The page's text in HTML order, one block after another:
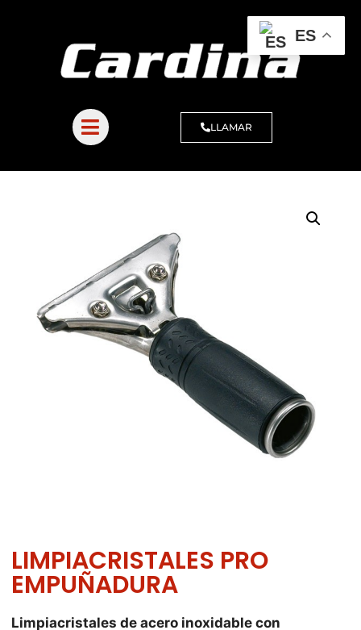
LLAMAR
LIMPIACRISTALES PRO
EMPUÑADURA
Limpiacristales de acero inoxidable con
ES